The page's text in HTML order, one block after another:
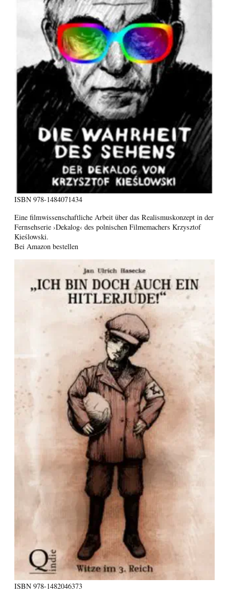
ISBN 978-1484071434
Eine filmwissenschaftliche Arbeit über das Realismuskonzept in der
Fernsehserie ›Dekalog‹ des polnischen Filmemachers Krzysztof
Kieślowski.
Bei Amazon bestellen
ISBN 978-1482046373